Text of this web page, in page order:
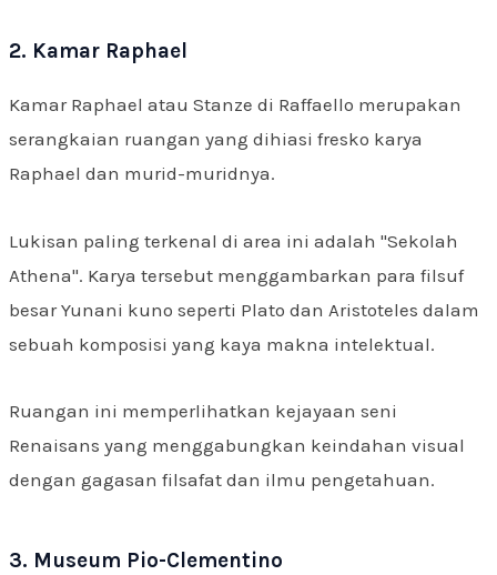
2. Kamar Raphael
Kamar Raphael atau Stanze di Raffaello merupakan
serangkaian ruangan yang dihiasi fresko karya
Raphael dan murid-muridnya.
Lukisan paling terkenal di area ini adalah "Sekolah
Athena". Karya tersebut menggambarkan para filsuf
besar Yunani kuno seperti Plato dan Aristoteles dalam
sebuah komposisi yang kaya makna intelektual.
Ruangan ini memperlihatkan kejayaan seni
Renaisans yang menggabungkan keindahan visual
dengan gagasan filsafat dan ilmu pengetahuan.
3. Museum Pio-Clementino